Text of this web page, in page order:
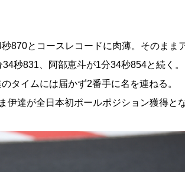
870とコースレコードに肉薄。そのまま
秒831、阿部恵斗が1分34秒854と続く。
タイムには届かず2番手に名を連ねる。
伊達が全日本初ポールポジション獲得と